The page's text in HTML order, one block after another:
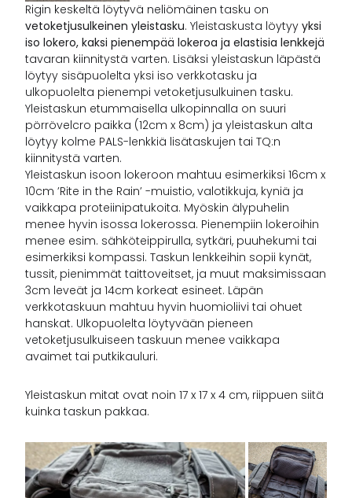
Rigin keskeltä löytyvä neliömäinen tasku on
vetoketjusulkeinen yleistasku. Yleistaskusta löytyy yksi
iso lokero, kaksi pienempää lokeroa ja elastisia lenkkejä
tavaran kiinnitystä varten. Lisäksi yleistaskun läpästä
löytyy sisäpuolelta yksi iso verkkotasku ja
ulkopuolelta pienempi vetoketjusulkuinen tasku.
Yleistaskun etummaisella ulkopinnalla on suuri
pörrövelcro paikka (12cm x 8cm) ja yleistaskun alta
löytyy kolme PALS-lenkkiä lisätaskujen tai TQ:n
kiinnitystä varten.
Yleistaskun isoon lokeroon mahtuu esimerkiksi 16cm x
10cm ’Rite in the Rain’ -muistio, valotikkuja, kyniä ja
vaikkapa proteiinipatukoita. Myöskin älypuhelin
menee hyvin isossa lokerossa. Pienempiin lokeroihin
menee esim. sähköteippirulla, sytkäri, puuhekumi tai
esimerkiksi kompassi. Taskun lenkkeihin sopii kynät,
tussit, pienimmät taittoveitset, ja muut maksimissaan
3cm leveät ja 14cm korkeat esineet. Läpän
verkkotaskuun mahtuu hyvin huomioliivi tai ohuet
hanskat. Ulkopuolelta löytyvään pieneen
vetoketjusulkuiseen taskuun menee vaikkapa
avaimet tai putkikauluri.
Yleistaskun mitat ovat noin 17 x 17 x 4 cm, riippuen siitä
kuinka taskun pakkaa.